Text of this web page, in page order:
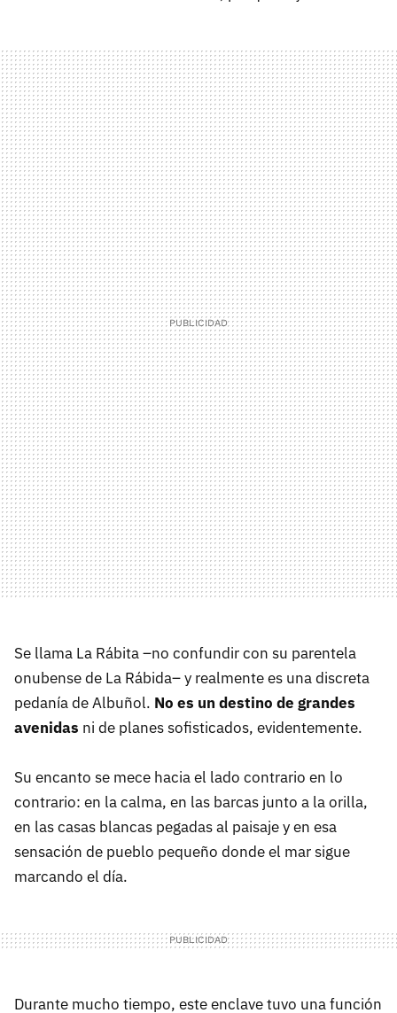
Se llama La Rábita –no confundir con su parentela
onubense de La Rábida– y realmente es una discreta
pedanía de Albuñol. No es un destino de grandes
avenidas ni de planes sofisticados, evidentemente.
Su encanto se mece hacia el lado contrario en lo
contrario: en la calma, en las barcas junto a la orilla,
en las casas blancas pegadas al paisaje y en esa
sensación de pueblo pequeño donde el mar sigue
marcando el día.
Durante mucho tiempo, este enclave tuvo una función